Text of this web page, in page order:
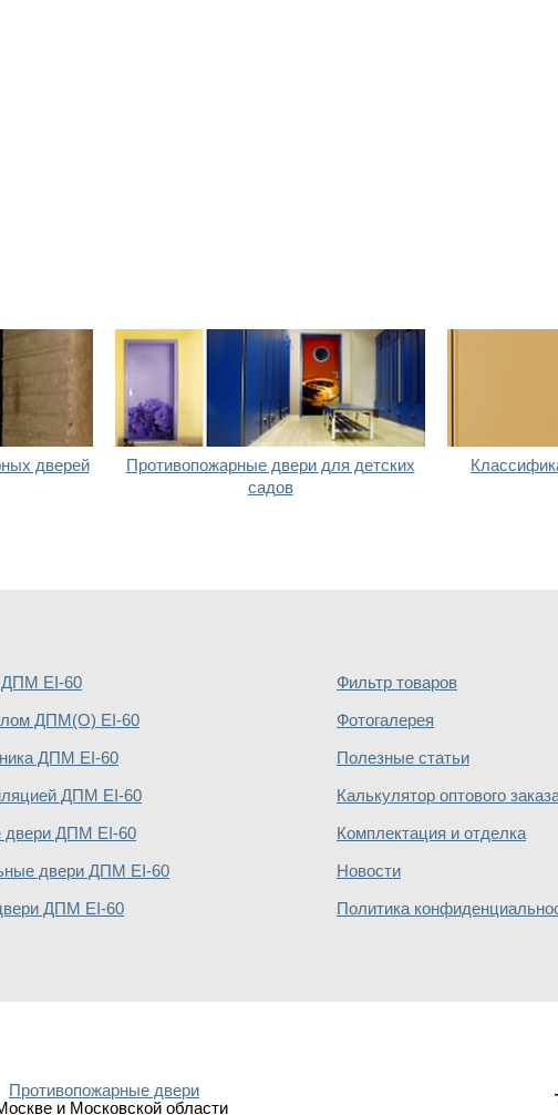
дверей
Противопожарные двери для детских
садов
ДПМ EI-60
ДПМ(О) EI-60
ДПМ EI-60
ДПМ EI-60
двери ДПМ EI-60
двери ДПМ EI-60
ДПМ EI-60
Фильтр товаров
Фотогалерея
Полезные статьи
Калькулятор оптового
Комплектация и отделка
Новости
Политика
Противопожарные двери
и Московской области